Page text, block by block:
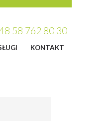
58 762 80 30
KONTAKT